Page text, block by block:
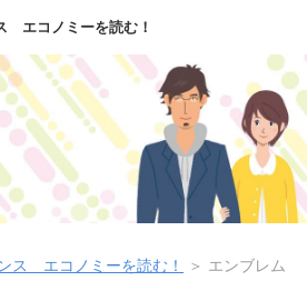
エコノミーを読む！
ス エコノミーを読む！ ＞ エンブレム